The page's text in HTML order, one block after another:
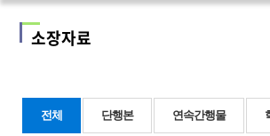
소장자료
전체 단행본 연속간행물